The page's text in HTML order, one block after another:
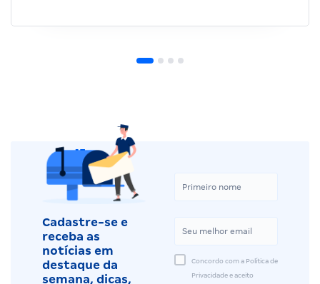
Cadastre-se e
receba as
notícias em
destaque da
semana, dicas,
Concordo com a Política de
Privacidade e aceito